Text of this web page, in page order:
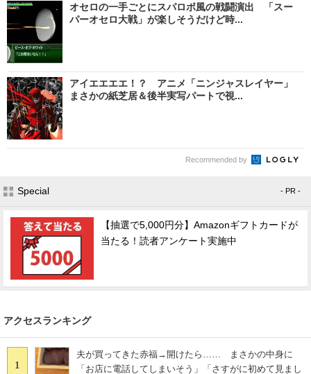
オセロの一手ごとにスパロボ風の戦闘演出 「スー
パーオセロ大戦」が楽しそうだけど時...
アイエエエエ！？ アニメ「ニンジャスレイヤー」
まさかの紙芝居＆後半実写パートで視...
Recommended by
Special - PR -
【抽選で5,000円分】Amazonギフトカードが
当たる！読者アンケート実施中
アクセスランキング
1
夫が買ってきた赤福→開けたら…… まさかの中身に
「お店に電話してしまいそう」「さすがに初めて見まし